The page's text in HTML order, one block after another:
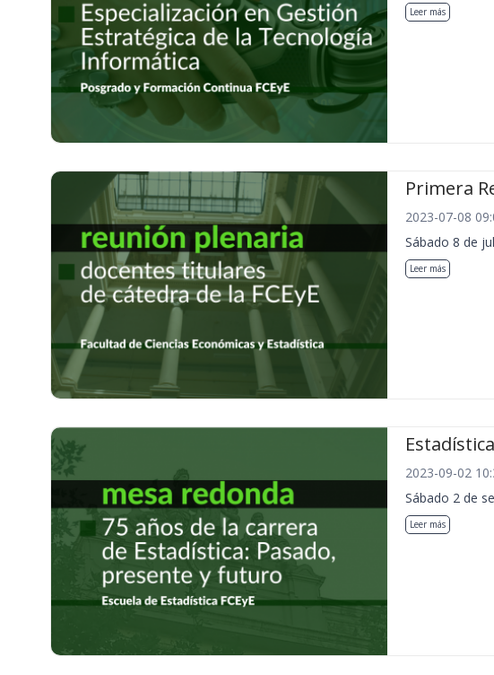
Leer más
Primera
2023-07-08
Sábado 8 de
Leer más
2023-09-02
Sábado 2 de
Leer más